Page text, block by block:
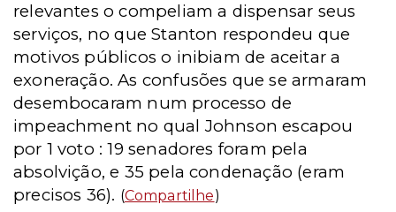
relevantes o compeliam a dispensar seus
serviços, no que Stanton respondeu que
motivos públicos o inibiam de aceitar a
exoneração. As confusões que se armaram
desembocaram num processo de
impeachment no qual Johnson escapou
por 1 voto : 19 senadores foram pela
absolvição, e 35 pela condenação (eram
precisos 36). (Compartilhe)